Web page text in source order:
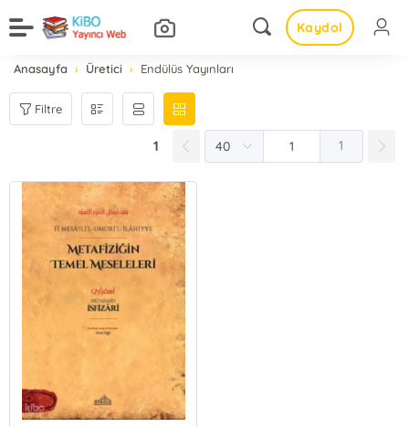
Kaydol
Anasayfa Üretici Endülüs Yayınları
Filtre
1 1